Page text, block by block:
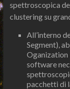
spettroscopica
clustering su
All’interno
Segment),
Oganization
software
pacchetti di